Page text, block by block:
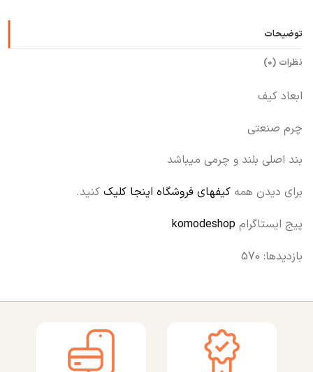
توضیحات
نظرات (0)
ابعاد کیف
چرم صنعتی
بند اصلی بلند و چرمی میباشد
برای دیدن همه کیفهای فروشگاه اینجا کلیککنید.
پیج ایستاگرام komodeshop
بازدیدها: 570